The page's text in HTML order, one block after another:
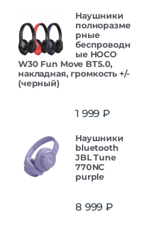
Наушники
полноразме
рные
беспроводн
ые HOCO
W30 Fun Move BT5.0,
накладная, громкость +/-
(черный)
1 999 ₽
Наушники
bluetooth
JBL Tune
770NC
purple
8 999 ₽